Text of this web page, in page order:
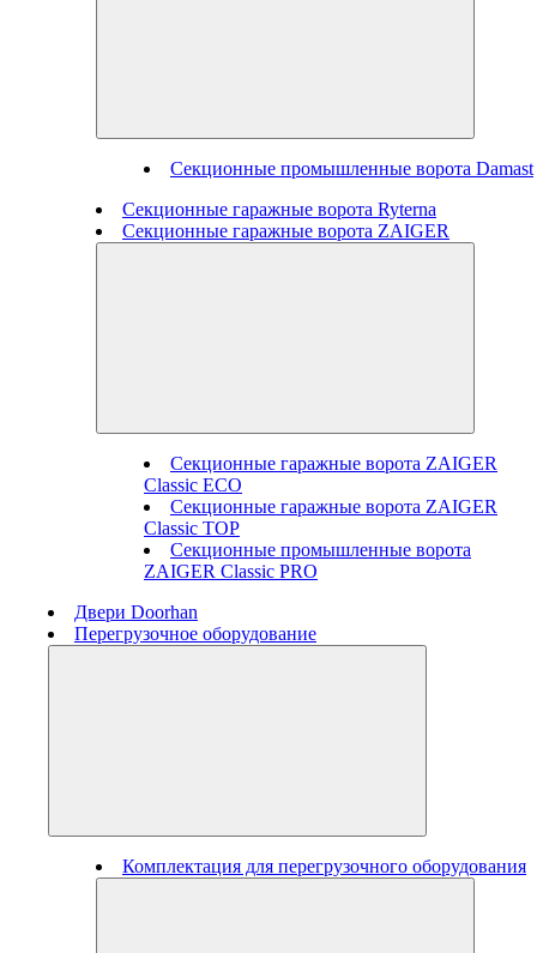
Секционные промышленные ворота Damast
Секционные гаражные ворота Ryterna
Секционные гаражные ворота ZAIGER
Секционные гаражные ворота ZAIGER
Classic ECO
Секционные гаражные ворота ZAIGER
Classic TOP
Секционные промышленные ворота
ZAIGER Classic PRO
Двери Doorhan
Перегрузочное оборудование
Комплектация для перегрузочного оборудования